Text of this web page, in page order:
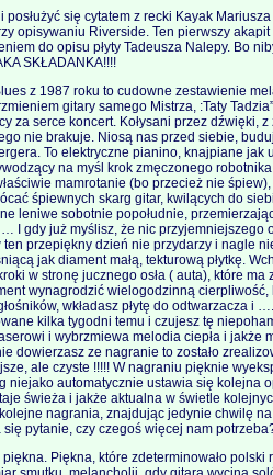
się cytatem z recki Kayak
opisywaniu Riverside. Ten pierwszy
do opisu płyty Tadeusza Nalepy. Bo
SKŁADANKA!!!!
z 1987 roku to cudowne zestawienie
gitary samego Mistrza, :Taty
za serce koncert. Kołysani przez dźwięki,
nie brakuje. Niosą nas przed siebie,
To elektryczne pianino, knajpiane
na myśl krok zmęczonego
mamrotanie (bo przecież nie
śpiewnych skarg gitar, kwilących do
leniwe sobotnie popołudnie,
I gdy już myślisz, że nic przyjemniejszego
przepiękny dzień nie przydarzy i nagle
jak diament małą, tekturową płytkę.
w stronę jucznego osła ( auta), które ma
wynagrodzić wielogodzinną cierpliwość,
wkładasz płytę do odtwarzacza i
kilka tygodni temu i czujesz tę
i wybrzmiewa melodia ciepła i jakże
dowierzasz ze nagranie to zostało
ale czyste !!!!! W nagraniu pięknie
niejako automatycznie ustawia się kolejna
świeża i jakże aktualna w świetle
nagrania, znajdując jedynie chwilę
pytanie, czy czegoś więcej nam
Piękna, które zdeterminowało